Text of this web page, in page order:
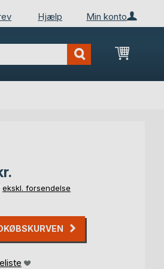
Min konto
Hjælp
Min
ekskl. forsendelse